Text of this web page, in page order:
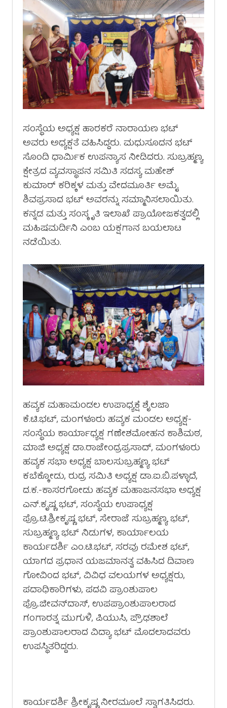
ಸಂಸ್ಥೆಯ ಅಧ್ಯಕ್ಷ ಹಾರಕರೆ ನಾರಾಯಣ ಭಟ್
ಅವರು ಅಧ್ಯಕ್ಷತೆ ವಹಿಸಿದ್ದರು. ಮಧುಸೂದನ ಭಟ್
ಸೊಂದಿ ಧಾರ್ಮಿಕ ಉಪನ್ಯಾಸ ನೀಡಿದರು. ಸುಬ್ರಹ್ಮಣ್ಯ
ಕ್ಷೇತ್ರದ ವ್ಯವಸ್ಥಾಪನ ಸಮಿತಿ ಸದಸ್ಯ ಮಹೇಶ್
ಕುಮಾರ್ ಕರಿಕ್ಕಳ ಮತ್ತು ವೇದಮೂರ್ತಿ ಅಮೈ
ಶಿವಪ್ರಸಾದ ಭಟ್ ಅವರನ್ನು ಸಮ್ಮಾನಿಸಲಾಯಿತು.
ಕನ್ನಡ ಮತ್ತು ಸಂಸ್ಕೃತಿ ಇಲಾಖೆ ಪ್ರಾಯೋಜಕತ್ವದಲ್ಲಿ
ಮಹಿಷಮರ್ದಿನಿ ಎಂಬ ಯಕ್ಷಗಾನ ಬಯಲಾಟ
ನಡೆಯಿತು.
ಹವ್ಯಕ ಮಹಾಮಂಡಲ ಉಪಾಧ್ಯಕ್ಷೆ ಶೈಲಜಾ
ಕೆ.ಟಿ.ಭಟ್, ಮಂಗಳೂರು ಹವ್ಯಕ ಮಂಡಲ ಅಧ್ಯಕ್ಷ-
ಸಂಸ್ಥೆಯ ಕಾರ್ಯಾಧ್ಯಕ್ಷ ಗಣೇಶಮೋಹನ ಕಾಶಿಮಠ,
ಮಾಜಿ ಅಧ್ಯಕ್ಷ ಡಾ.ರಾಜೇಂದ್ರಪ್ರಸಾದ್, ಮಂಗಳೂರು
ಹವ್ಯಕ ಸಭಾ ಅಧ್ಯಕ್ಷ ಬಾಲಸುಬ್ರಹ್ಮಣ್ಯ ಭಟ್
ಕಬೆಕ್ಕೋಡು, ರುದ್ರ ಸಮಿತಿ ಅಧ್ಯಕ್ಷ ಡಾ.ಐ.ಬಿ.ಪಳ್ಳಾದೆ,
ದ.ಕ.-ಕಾಸರಗೋಡು ಹವ್ಯಕ ಮಹಾಜನಸಭಾ ಅಧ್ಯಕ್ಷ
ಎನ್.ಕೃಷ್ಣ ಭಟ್, ಸಂಸ್ಥೆಯ ಉಪಾಧ್ಯಕ್ಷ
ಪ್ರೊ.ಟಿ.ಶ್ರೀಕೃಷ್ಣ ಭಟ್, ಸೇರಾಜೆ ಸುಬ್ರಹ್ಮಣ್ಯ ಭಟ್,
ಸುಬ್ರಹ್ಮಣ್ಯ ಭಟ್ ನಿಡುಗಳ, ಕಾರ್ಯಾಲಯ
ಕಾರ್ಯದರ್ಶಿ ಎಂ.ಟಿ.ಭಟ್, ಸರವು ರಮೇಶ ಭಟ್,
ಯಾಗದ ಪ್ರಧಾನ ಯಜಮಾನತ್ವ ವಹಿಸಿದ ದಿವಾಣ
ಗೋವಿಂದ ಭಟ್, ವಿವಿಧ ವಲಯಗಳ ಅಧ್ಯಕ್ಷರು,
ಪದಾಧಿಕಾರಿಗಳು, ಪದವಿ ಪ್ರಾಂಶುಪಾಲ
ಪ್ರೊ.ಜೀವನ್‌ದಾಸ್, ಉಪಪ್ರಾಂಶುಪಾಲರಾದ
ಗಂಗಾರತ್ನ ಮುಗುಳಿ, ಪಿಯುಸಿ, ಪ್ರೌಢಶಾಲೆ
ಪ್ರಾಂಶುಪಾಲರಾದ ವಿದ್ಯಾ ಭಟ್ ಮೊದಲಾದವರು
ಉಪಸ್ಥಿತರಿದ್ದರು.
ಕಾರ್ಯದರ್ಶಿ ಶ್ರೀಕೃಷ್ಣ ನೀರಮೂಲೆ ಸ್ವಾಗತಿಸಿದರು.